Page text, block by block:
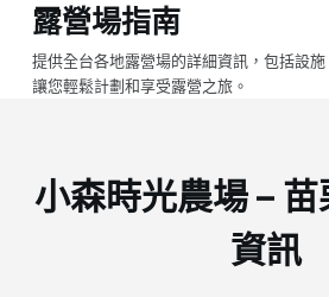
跳
至
主
容
露營場指南
提供全台各地露營場的詳細資訊，包括設施
讓您輕鬆計劃和享受露營之旅。
小森時光農場 –
資訊